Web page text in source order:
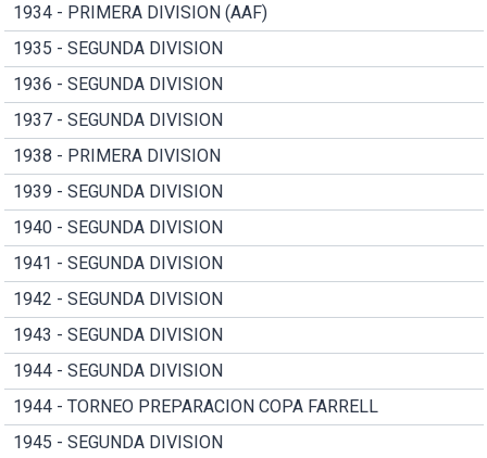
1934 - PRIMERA DIVISION (AAF)
1935 - SEGUNDA DIVISION
1936 - SEGUNDA DIVISION
1937 - SEGUNDA DIVISION
1938 - PRIMERA DIVISION
1939 - SEGUNDA DIVISION
1940 - SEGUNDA DIVISION
1941 - SEGUNDA DIVISION
1942 - SEGUNDA DIVISION
1943 - SEGUNDA DIVISION
1944 - SEGUNDA DIVISION
1944 - TORNEO PREPARACION COPA FARRELL
1945 - SEGUNDA DIVISION